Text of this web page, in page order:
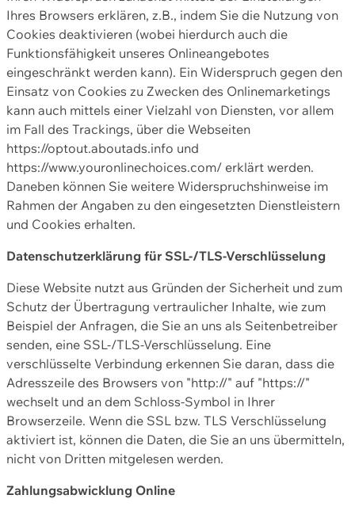
Ihres Browsers erklären, z.B., indem Sie die Nutzung von
Cookies deaktivieren (wobei hierdurch auch die
Funktionsfähigkeit unseres Onlineangebotes
eingeschränkt werden kann). Ein Widerspruch gegen den
Einsatz von Cookies zu Zwecken des Onlinemarketings
kann auch mittels einer Vielzahl von Diensten, vor allem
im Fall des Trackings, über die Webseiten
https://optout.aboutads.info und
https://www.youronlinechoices.com/ erklärt werden.
Daneben können Sie weitere Widerspruchshinweise im
Rahmen der Angaben zu den eingesetzten Dienstleistern
und Cookies erhalten.
Datenschutzerklärung für SSL-/TLS-Verschlüsselung
Diese Website nutzt aus Gründen der Sicherheit und zum
Schutz der Übertragung vertraulicher Inhalte, wie zum
Beispiel der Anfragen, die Sie an uns als Seitenbetreiber
senden, eine SSL-/TLS-Verschlüsselung. Eine
verschlüsselte Verbindung erkennen Sie daran, dass die
Adresszeile des Browsers von "http://" auf "https://"
wechselt und an dem Schloss-Symbol in Ihrer
Browserzeile. Wenn die SSL bzw. TLS Verschlüsselung
aktiviert ist, können die Daten, die Sie an uns übermitteln,
nicht von Dritten mitgelesen werden.
Zahlungsabwicklung Online